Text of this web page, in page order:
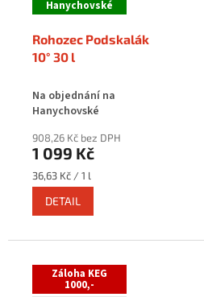
Hanychovské
Rohozec Podskalák
10° 30 l
Na objednání na
Hanychovské
908,26 Kč bez DPH
1 099 Kč
Měrná
cena:
36,63 Kč / 1 l
DETAIL
Záloha KEG
1000,-